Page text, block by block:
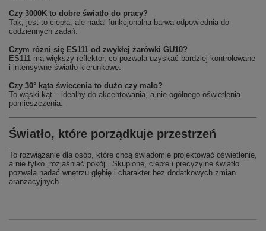
Czy 3000K to dobre światło do pracy?
Tak, jest to ciepła, ale nadal funkcjonalna barwa odpowiednia do
codziennych zadań.
Czym różni się ES111 od zwykłej żarówki GU10?
ES111 ma większy reflektor, co pozwala uzyskać bardziej kontrolowane
i intensywne światło kierunkowe.
Czy 30° kąta świecenia to dużo czy mało?
To wąski kąt – idealny do akcentowania, a nie ogólnego oświetlenia
pomieszczenia.
Światło, które porządkuje przestrzeń
To rozwiązanie dla osób, które chcą świadomie projektować oświetlenie,
a nie tylko „rozjaśniać pokój”. Skupione, ciepłe i precyzyjne światło
pozwala nadać wnętrzu głębię i charakter bez dodatkowych zmian
aranżacyjnych.